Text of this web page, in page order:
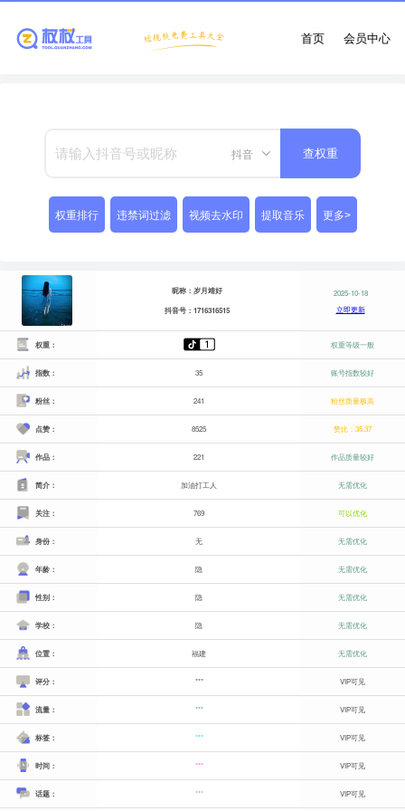
会员中心
首页
抖音 查权重
权重排行 违禁词过滤 视频去水印 提取音乐 更多>
昵称：岁月靖好
抖音号：1716316515
2025-10-18
立即更新
权重： 权重等级一般
指数： 35 账号指数较好
粉丝： 241 粉丝质量极高
点赞： 8525 赞比：35.37
作品： 221 作品质量较好
简介： 加油打工人 无需优化
关注： 769 可以优化
身份： 无 无需优化
年龄： 隐 无需优化
性别： 隐 无需优化
学校： 隐 无需优化
位置： 福建 无需优化
评分： *** VIP可见
流量： *** VIP可见
标签： *** VIP可见
时间： *** VIP可见
话题： *** VIP可见